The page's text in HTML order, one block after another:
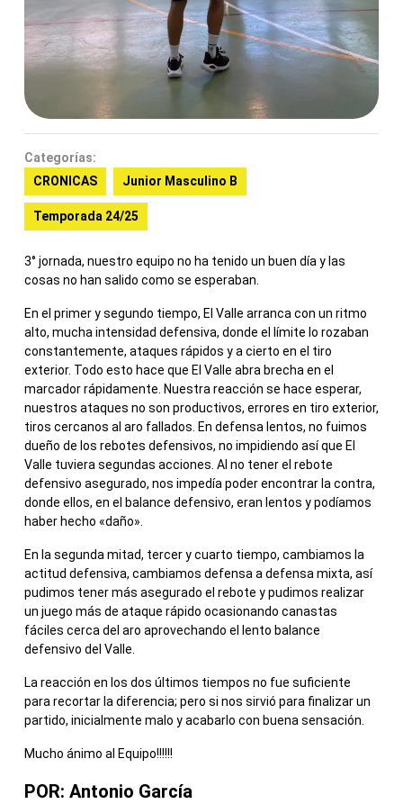
Categorías:
CRONICAS
Junior Masculino B
Temporada 24/25
3° jornada, nuestro equipo no ha tenido un buen día y las
cosas no han salido como se esperaban.
En el primer y segundo tiempo, El Valle arranca con un ritmo
alto, mucha intensidad defensiva, donde el límite lo rozaban
constantemente, ataques rápidos y a cierto en el tiro
exterior. Todo esto hace que El Valle abra brecha en el
marcador rápidamente. Nuestra reacción se hace esperar,
nuestros ataques no son productivos, errores en tiro exterior,
tiros cercanos al aro fallados. En defensa lentos, no fuimos
dueño de los rebotes defensivos, no impidiendo así que El
Valle tuviera segundas acciones. Al no tener el rebote
defensivo asegurado, nos impedía poder encontrar la contra,
donde ellos, en el balance defensivo, eran lentos y podíamos
haber hecho «daño».
En la segunda mitad, tercer y cuarto tiempo, cambiamos la
actitud defensiva, cambiamos defensa a defensa mixta, así
pudimos tener más asegurado el rebote y pudimos realizar
un juego más de ataque rápido ocasionando canastas
fáciles cerca del aro aprovechando el lento balance
defensivo del Valle.
La reacción en los dos últimos tiempos no fue suficiente
para recortar la diferencia; pero si nos sirvió para finalizar un
partido, inicialmente malo y acabarlo con buena sensación.
Mucho ánimo al Equipo!!!!!!
POR: Antonio García